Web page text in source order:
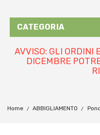
CATEGORIA
AVVISO: GLI ORDINI
DICEMBRE
Home ABBIGLIAMENTO